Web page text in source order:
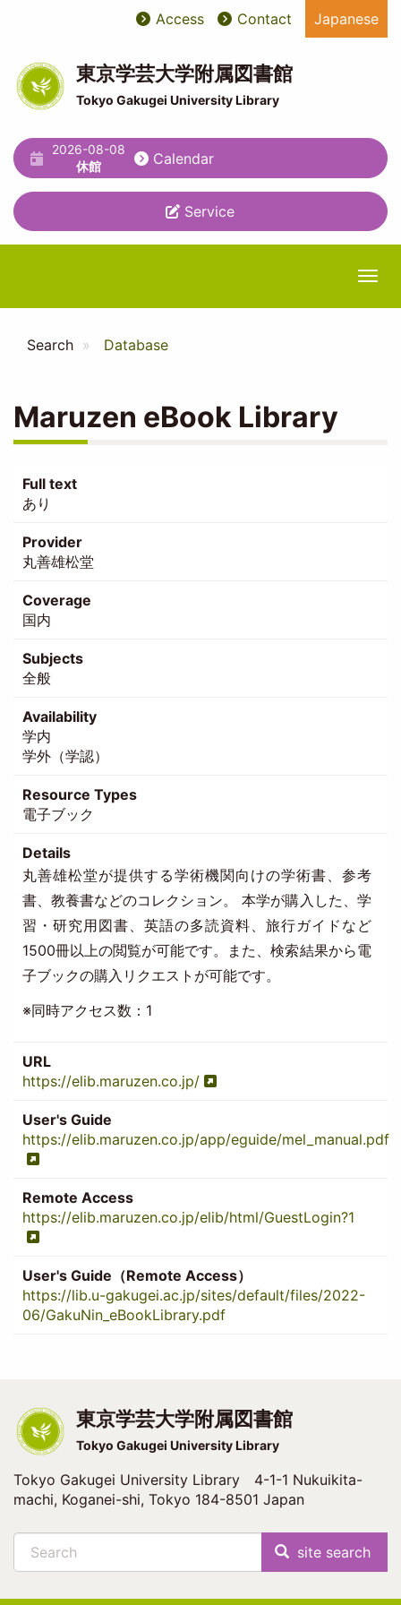
content
User
account
menu
ユ
ー
テ
ィ
リ
テ
ィ
メ
ュ
ー
Access Contact Japanese
東京学芸大学附属図書館
Tokyo Gakugei University Library
2026-08-08
休館
Calendar
Service
Search Database
Maruzen eBook Library
Full text
あり
Provider
丸善雄松堂
Coverage
国内
Subjects
全般
Availability
学内
学外（学認）
Resource Types
電子ブック
Details
丸善雄松堂が提供する学術機関向けの学術書、参考
書、教養書などのコレクション。 本学が購入した、学
習・研究用図書、英語の多読資料、旅行ガイドなど
1500冊以上の閲覧が可能です。また、検索結果から電
子ブックの購入リクエストが可能です。
※同時アクセス数：1
URL
https://elib.maruzen.co.jp/
User's Guide
https://elib.maruzen.co.jp/app/eguide/mel_manual.pdf
Remote Access
https://elib.maruzen.co.jp/elib/html/GuestLogin?1
User's Guide（Remote Access）
https://lib.u-gakugei.ac.jp/sites/default/files/2022-
06/GakuNin_eBookLibrary.pdf
東京学芸大学附属図書館
Tokyo Gakugei University Library
Tokyo Gakugei University Library 4-1-1 Nukuikita-
machi, Koganei-shi, Tokyo 184-8501 Japan
site search